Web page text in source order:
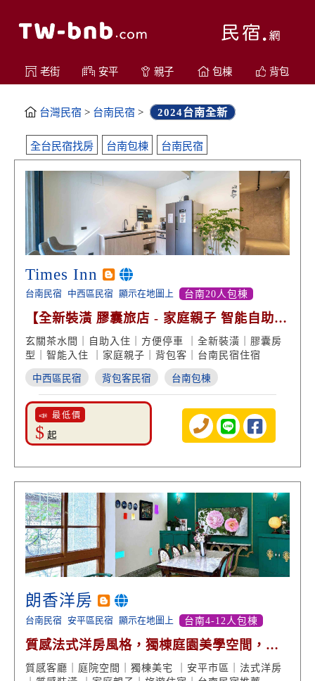
老街 安平 親子 包棟 背包
台灣民宿 > 台南民宿 > 2024台南全新
全台民宿找房 台南包棟 台南民宿
Times Inn
台南民宿 中西區民宿 顯示在地圖上 台南20人包棟
【全新裝潢 膠囊旅店 - 家庭親子 智能自助住
宿】
玄關茶水間｜自助入住｜方便停車 ｜全新裝潢｜膠囊房
型｜智能入住 ｜家庭親子｜背包客｜台南民宿住宿
中西區民宿 背包客民宿 台南包棟
📣 最低價
$ 起
朗香洋房
台南民宿 安平區民宿 顯示在地圖上 台南4-12人包棟
質感法式洋房風格，獨棟庭園美學空間，鄰
近安平古堡景點，慢活自在的風格設計，享
質感客廳｜庭院空間｜獨棟美宅 ｜安平市區｜法式洋房